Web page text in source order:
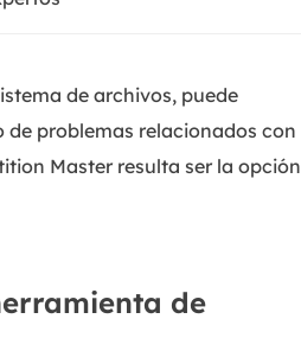
de archivos, puede
problemas relacionados con
Master resulta ser la opción
de